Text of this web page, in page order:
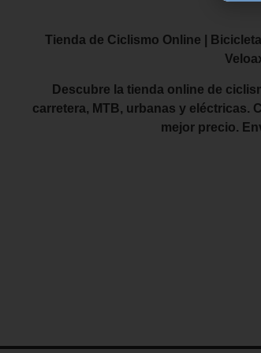
Tienda de Ciclismo Online |
Descubre la tienda online de
carretera, MTB, urbanas y eléctricas.
mejor precio.